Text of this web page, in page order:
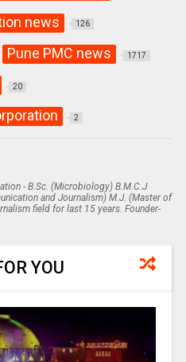
news 126
Pune PMC news 1717
20
2
- B.Sc. (Microbiology) B.M.C.J
and Journalism) M.J. (Master of
field for last 15 years. Founder-
YOU